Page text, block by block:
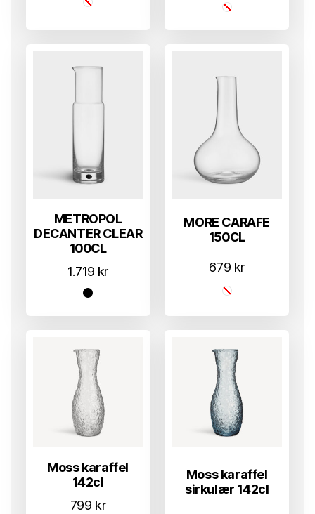
METROPOL
DECANTER CLEAR
100CL
1.719 kr
MORE CARAFE
150CL
679 kr
Moss karaffel
142cl
799 kr
Moss karaffel
sirkulær 142cl